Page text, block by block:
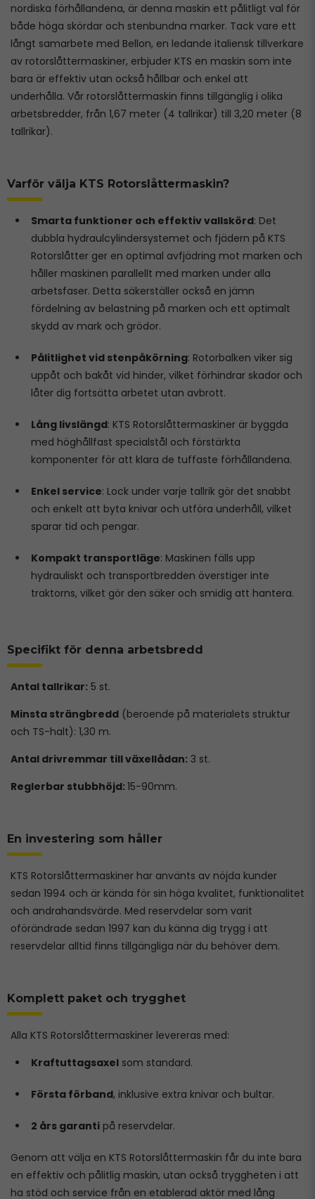
nordiska förhållandena, är denna maskin ett pålitligt val för
både höga skördar och stenbundna marker. Tack vare ett
långt samarbete med Bellon, en ledande italiensk tillverkare
av rotorslåttermaskiner, erbjuder KTS en maskin som inte
bara är effektiv utan också hållbar och enkel att
underhålla. Vår rotorslåttermaskin finns tillgänglig i olika
arbetsbredder, från 1,67 meter (4 tallrikar) till 3,20 meter (8
tallrikar).
Varför välja KTS Rotorslåttermaskin?
Smarta funktioner och effektiv vallskörd: Det
dubbla hydraulcylindersystemet och fjädern på KTS
Rotorslåtter ger en optimal avfjädring mot marken och
håller maskinen parallellt med marken under alla
arbetsfaser. Detta säkerställer också en jämn
fördelning av belastning på marken och ett optimalt
skydd av mark och grödor.
Pålitlighet vid stenpåkörning: Rotorbalken viker sig
uppåt och bakåt vid hinder, vilket förhindrar skador och
låter dig fortsätta arbetet utan avbrott.
Lång livslängd: KTS Rotorslåttermaskiner är byggda
med höghållfast specialstål och förstärkta
komponenter för att klara de tuffaste förhållandena.
Enkel service: Lock under varje tallrik gör det snabbt
och enkelt att byta knivar och utföra underhåll, vilket
sparar tid och pengar.
Kompakt transportläge: Maskinen fälls upp
hydrauliskt och transportbredden överstiger inte
traktorns, vilket gör den säker och smidig att hantera.
Specifikt för denna arbetsbredd
Antal tallrikar: 5 st.
Minsta strängbredd (beroende på materialets struktur
och TS-halt): 1,30 m.
Antal drivremmar till växellådan: 3 st.
Reglerbar stubbhöjd: 15-90mm.
En investering som håller
KTS Rotorslåttermaskiner har använts av nöjda kunder
sedan 1994 och är kända för sin höga kvalitet, funktionalitet
och andrahandsvärde. Med reservdelar som varit
oförändrade sedan 1997 kan du känna dig trygg i att
reservdelar alltid finns tillgängliga när du behöver dem.
Komplett paket och trygghet
Alla KTS Rotorslåttermaskiner levereras med:
Kraftuttagsaxelsom standard.
Första förband, inklusive extra knivar och bultar.
2 års garantipå reservdelar.
Genom att välja en KTS Rotorslåttermaskin får du inte bara
en effektiv och pålitlig maskin, utan också tryggheten i att
ha stöd och service från en etablerad aktör med lång